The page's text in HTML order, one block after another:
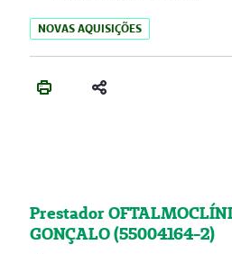
NOVAS AQUISIÇÕES
Prestador
GONÇALO (55004164-2)